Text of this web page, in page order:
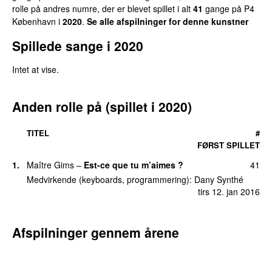
rolle på andres numre, der er blevet spillet i alt 41 gange på P4
København i 2020. Se alle afspilninger for denne kunstner
Spillede sange i 2020
Intet at vise.
Anden rolle på (spillet i 2020)
TITEL
FØRST SPILLET
#
1. Maître Gims – Est-ce que tu m’aimes ?
tirs 12. jan 2016
41
Medvirkende (keyboards, programmering): Dany Synthé
Afspilninger gennem årene